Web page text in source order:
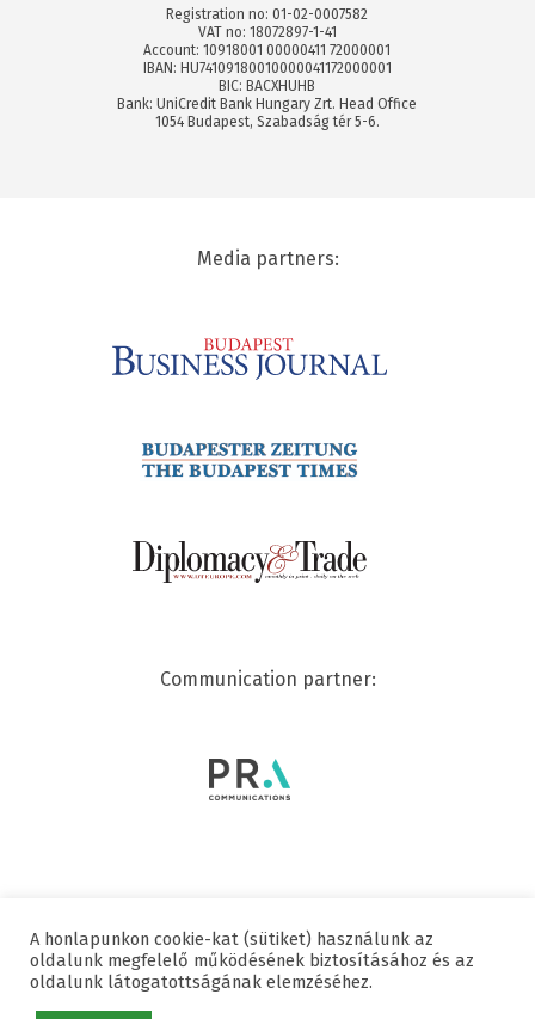
Registration no: 01-02-0007582
VAT no: 18072897-1-41
Account: 10918001 00000411 72000001
IBAN: HU74109180010000041172000001
BIC: BACXHUHB
Bank: UniCredit Bank Hungary Zrt. Head Office
1054 Budapest, Szabadság tér 5-6.
Media partners:
Communication partner:
© 2020 SWISSCHAM | ALL RIGHTS RESERVED
Useful links
A honlapunkon cookie-kat (sütiket) használunk az
oldalunk megfelelő működésének biztosításához és az
oldalunk látogatottságának elemzéséhez.